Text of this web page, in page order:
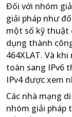
Đối với nhóm
giải pháp như
một số kỹ thuật
dụng thành
464XLAT. Và
toàn sang IPv6
IPv4 được xem
Các nhà mạng
nhóm giải pháp